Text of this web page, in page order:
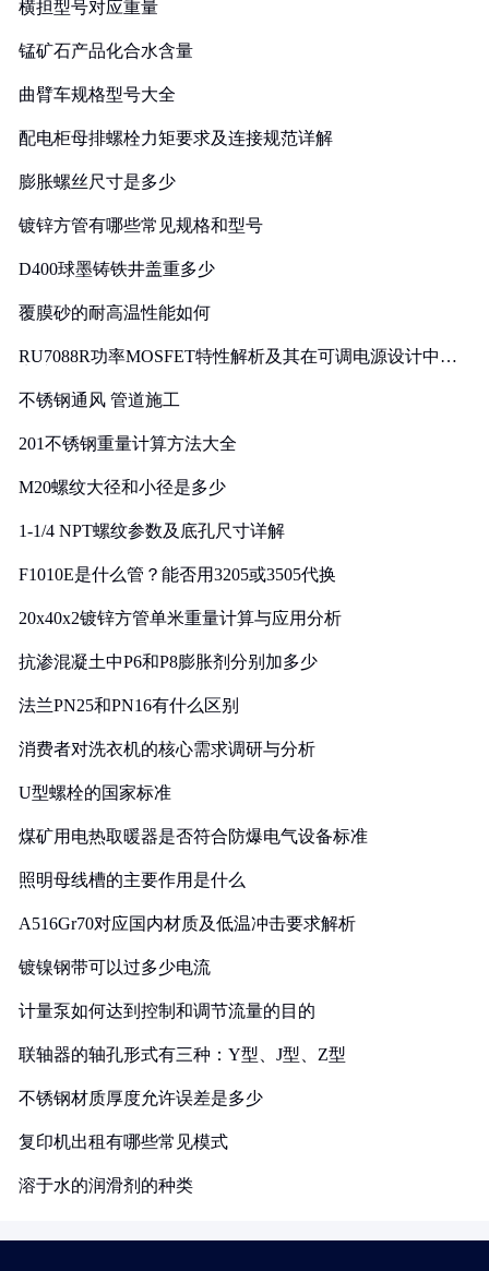
横担型号对应重量
锰矿石产品化合水含量
曲臂车规格型号大全
配电柜母排螺栓力矩要求及连接规范详解
膨胀螺丝尺寸是多少
镀锌方管有哪些常见规格和型号
D400球墨铸铁井盖重多少
覆膜砂的耐高温性能如何
RU7088R功率MOSFET特性解析及其在可调电源设计中的
不锈钢通风 管道施工
201不锈钢重量计算方法大全
M20螺纹大径和小径是多少
1-1/4 NPT螺纹参数及底孔尺寸详解
F1010E是什么管？能否用3205或3505代换
20x40x2镀锌方管单米重量计算与应用分析
抗渗混凝土中P6和P8膨胀剂分别加多少
法兰PN25和PN16有什么区别
消费者对洗衣机的核心需求调研与分析
U型螺栓的国家标准
煤矿用电热取暖器是否符合防爆电气设备标准
照明母线槽的主要作用是什么
A516Gr70对应国内材质及低温冲击要求解析
镀镍钢带可以过多少电流
计量泵如何达到控制和调节流量的目的
联轴器的轴孔形式有三种：Y型、J型、Z型
不锈钢材质厚度允许误差是多少
复印机出租有哪些常见模式
溶于水的润滑剂的种类